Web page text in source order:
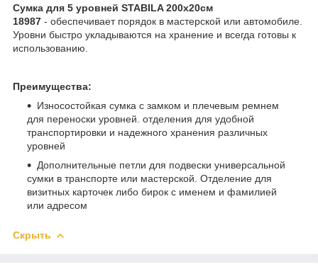
Сумка для 5 уровней STABILA 200x20см
18987 - обеспечивает порядок в мастерской или автомобиле.
Уровни быстро укладываются на хранение и всегда готовы к
использованию.
Преимущества:
Износостойкая сумка с замком и плечевым ремнем
для переноски уровней. отделения для удобной
транспортировки и надежного хранения различных
уровней
Дополнительные петли для подвески универсальной
сумки в транспорте или мастерской. Отделение для
визитных карточек либо бирок с именем и фамилией
или адресом
Скрыть